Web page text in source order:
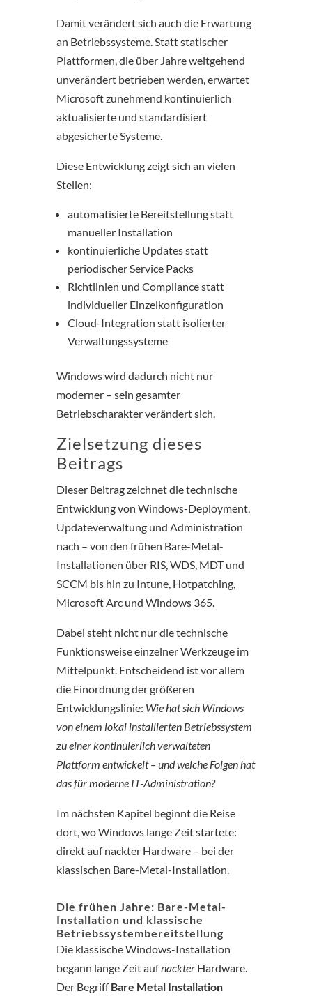
Damit verändert sich auch die Erwartung
an Betriebssysteme. Statt statischer
Plattformen, die über Jahre weitgehend
unverändert betrieben werden, erwartet
Microsoft zunehmend kontinuierlich
aktualisierte und standardisiert
abgesicherte Systeme.
Diese Entwicklung zeigt sich an vielen
Stellen:
automatisierte Bereitstellung statt
manueller Installation
kontinuierliche Updates statt
periodischer Service Packs
Richtlinien und Compliance statt
individueller Einzelkonfiguration
Cloud-Integration statt isolierter
Verwaltungssysteme
Windows wird dadurch nicht nur
moderner – sein gesamter
Betriebscharakter verändert sich.
Zielsetzung dieses
Beitrags
Dieser Beitrag zeichnet die technische
Entwicklung von Windows-Deployment,
Updateverwaltung und Administration
nach – von den frühen Bare-Metal-
Installationen über RIS, WDS, MDT und
SCCM bis hin zu Intune, Hotpatching,
Microsoft Arc und Windows 365.
Dabei steht nicht nur die technische
Funktionsweise einzelner Werkzeuge im
Mittelpunkt. Entscheidend ist vor allem
die Einordnung der größeren
Entwicklungslinie: Wie hat sich Windows
von einem lokal installierten Betriebssystem
zu einer kontinuierlich verwalteten
Plattform entwickelt – und welche Folgen hat
das für moderne IT-Administration?
Im nächsten Kapitel beginnt die Reise
dort, wo Windows lange Zeit startete:
direkt auf nackter Hardware – bei der
klassischen Bare-Metal-Installation.
Die frühen Jahre: Bare-Metal-
Installation und klassische
Betriebssystembereitstellung
Die klassische Windows-Installation
begann lange Zeit aufnackterHardware.
Der BegriffBare Metal Installation